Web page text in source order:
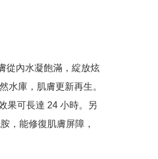
從內水凝飽滿，綻放炫
水庫，肌膚更新再生。
果可長達 24 小時。另
，能修復肌膚屏障，